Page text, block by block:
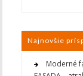
Najnovšie
Moderné